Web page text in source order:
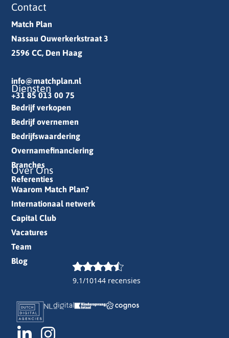
9.1/10144 recensies
Contact
Match Plan
Nassau Ouwerkerkstraat 3
2596 CC, Den Haag
info@matchplan.nl
+31 85 013 00 75
Diensten
Bedrijf verkopen
Bedrijf overnemen
Bedrijfswaardering
Overnamefinanciering
Branches
Referenties
Over Ons
Waarom Match Plan?
Internationaal netwerk
Capital Club
Vacatures
Team
Blog